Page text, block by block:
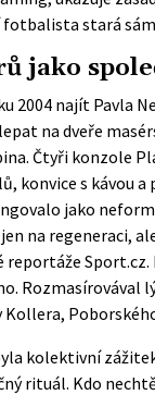
stará sám
jako
2004 najít Pavla
na dveře
Čtyři konzole
konvice s kávou a
jako
na regeneraci,
reportáže Sport.cz.
Rozmasírovával
kolektivní
rituál. Kdo